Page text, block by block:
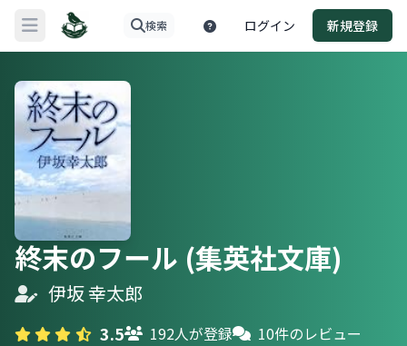
メニューを開く 検索 ログイン 新規登録
終末のフール (集英社文庫)
伊坂 幸太郎
3.5 192人が登録 10件のレビュー